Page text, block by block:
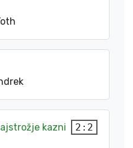
kazni
2:2